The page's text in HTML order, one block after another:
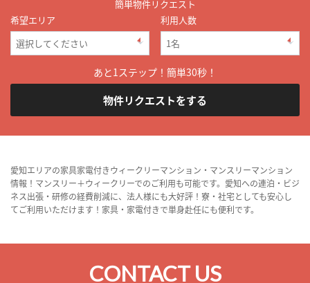
簡単物件リクエスト
希望エリア
利用人数
あと1ステップ！簡単30秒！
物件リクエストをする
愛知エリアの家具家電付きウィークリーマンション・マンスリーマンション
情報！マンスリー＋ウィークリーでのご利用も可能です。愛知への連泊・ビジ
ネス出張・研修の経費削減に、法人様にも大好評！寮・社宅としても安心し
てご利用いただけます！家具・家電付きで単身赴任にも便利です。
CONTACT US